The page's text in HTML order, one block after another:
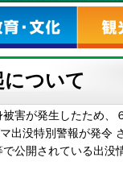
ついて
害が発生したため、
出没特別警報が発令
公開されている出没